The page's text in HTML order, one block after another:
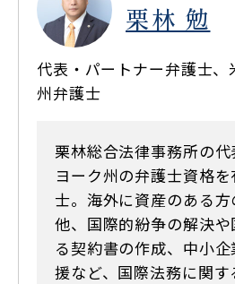
栗林 勉
代表・パートナー弁護士、
州弁護士
栗林総合法律事務所の
ヨーク州の弁護士資格
士。海外に資産のある
他、国際的紛争の解決
る契約書の作成、中小
援など、国際法務に関す